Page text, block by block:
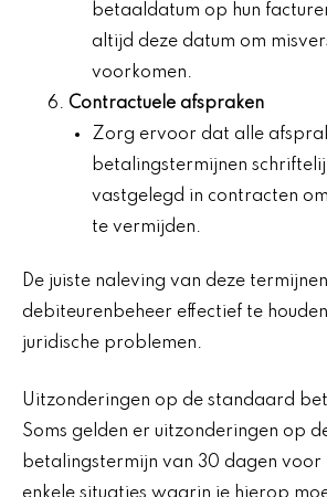
betaaldatum op hun
altijd deze datum om
voorkomen.
Contractuele afspraken
Zorg ervoor dat alle
betalingstermijnen
vastgelegd in contracten
te vermijden.
De juiste naleving van deze
debiteurenbeheer effectief te
juridische problemen.
Uitzonderingen op de standaard
Soms gelden er uitzonderingen op
betalingstermijn van 30 dagen voor